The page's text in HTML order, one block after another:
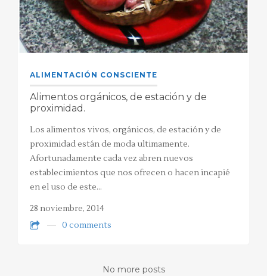
ALIMENTACIÓN CONSCIENTE
Alimentos orgánicos, de estación y de
proximidad.
Los alimentos vivos, orgánicos, de estación y de
proximidad están de moda ultimamente.
Afortunadamente cada vez abren nuevos
establecimientos que nos ofrecen o hacen incapié
en el uso de este…
28 noviembre, 2014
0 comments
No more posts